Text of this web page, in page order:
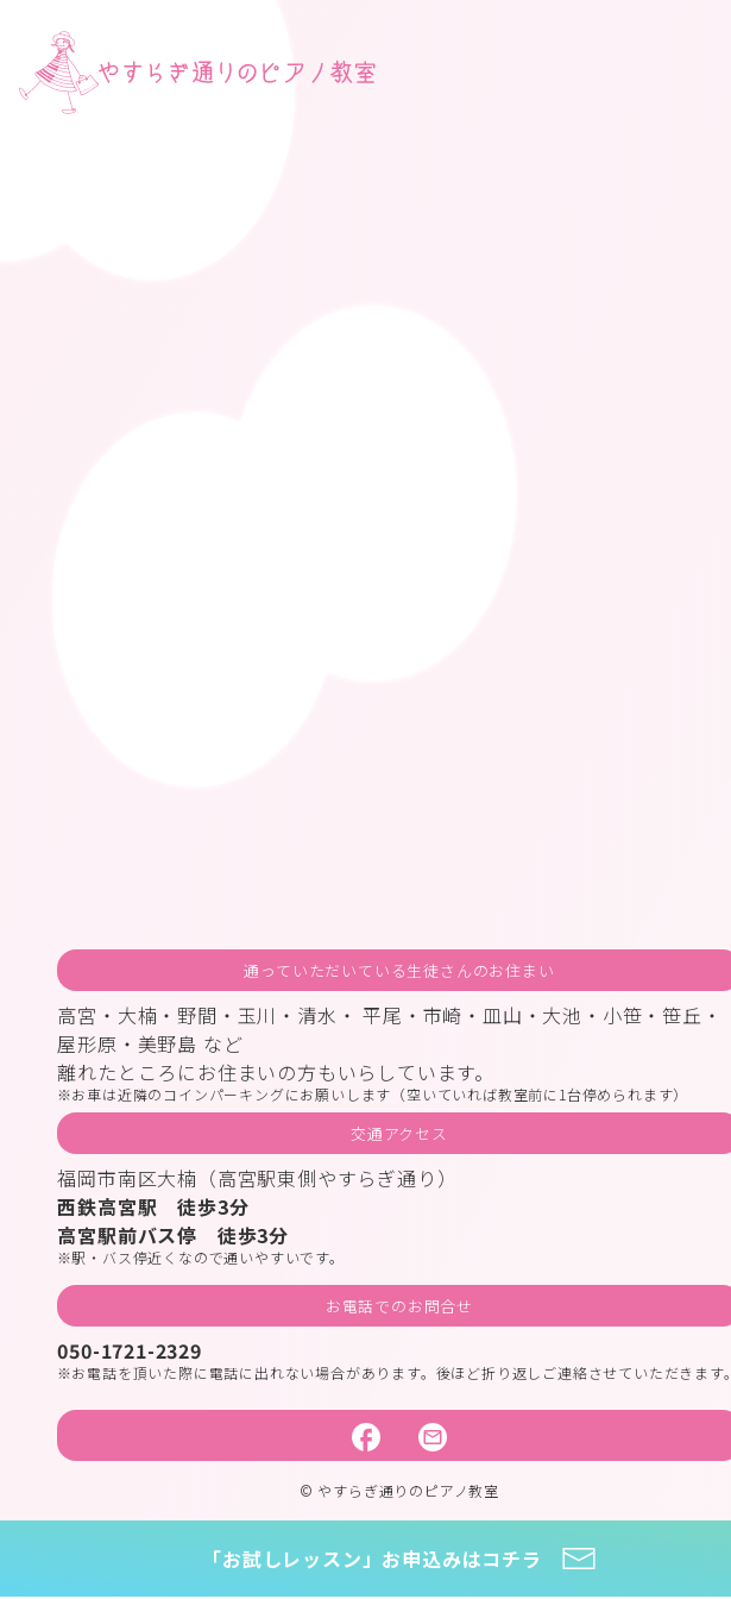
通っていただいている生徒さんのお住まい
高宮・大楠・野間・玉川・清水・ 平尾・市崎・皿山・大池・小笹・笹丘・
屋形原・美野島 など
離れたところにお住まいの方もいらしています。
お車は近隣のコインパーキングにお願いします（空いていれば教室前に1台停められます）
交通アクセス
福岡市南区大楠（高宮駅東側やすらぎ通り）
西鉄高宮駅 徒歩3分
高宮駅前バス停 徒歩3分
駅・バス停近くなので通いやすいです。
お電話でのお問合せ
050-1721-2329
お電話を頂いた際に電話に出れない場合があります。後ほど折り返しご連絡させていただきます。
© やすらぎ通りのピアノ教室
「お試しレッスン」お申込みはコチラ